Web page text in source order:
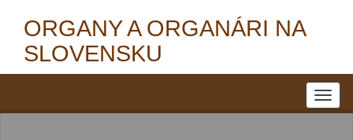
ORGANY A ORGANÁRI NA
SLOVENSKU